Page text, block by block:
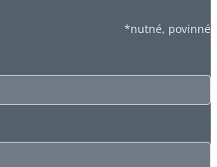
*nutné, povinné